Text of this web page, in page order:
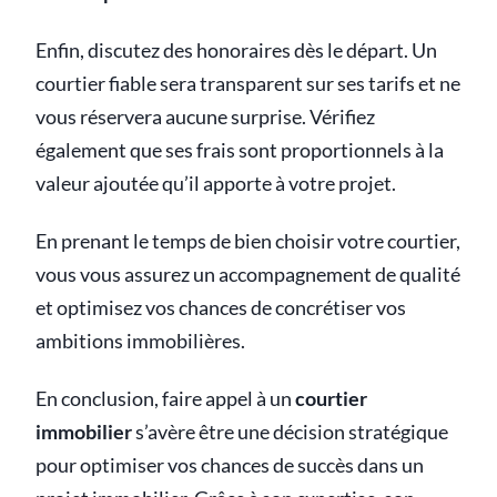
Enfin, discutez des honoraires dès le départ. Un
courtier fiable sera transparent sur ses tarifs et ne
vous réservera aucune surprise. Vérifiez
également que ses frais sont proportionnels à la
valeur ajoutée qu’il apporte à votre projet.
En prenant le temps de bien choisir votre courtier,
vous vous assurez un accompagnement de qualité
et optimisez vos chances de concrétiser vos
ambitions immobilières.
En conclusion, faire appel à uncourtier
immobiliers’avère être une décision stratégique
pour optimiser vos chances de succès dans un